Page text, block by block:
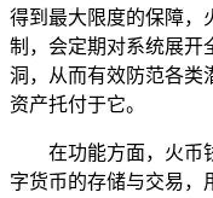
得到最大限度的保障，
制，会定期对系统展开
洞，从而有效防范各类
资产托付于它。
在功能方面，火币
字货币的存储与交易，